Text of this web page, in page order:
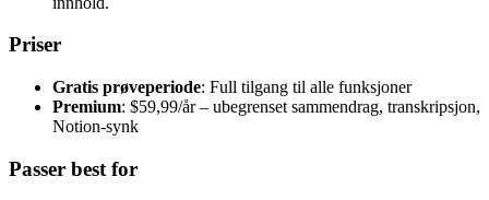
Priser
Gratis prøveperiode: Full tilgang til alle funksjoner
Premium: $59,99/år – ubegrenset sammendrag, transkripsjon,
Notion-synk
Passer best for